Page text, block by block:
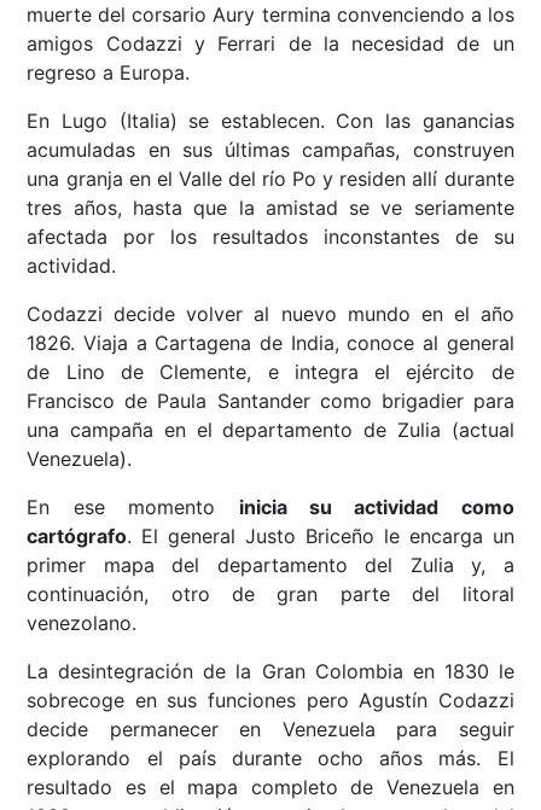
muerte del corsario Aury termina convenciendo a los
amigos Codazzi y Ferrari de la necesidad de un
regreso a Europa.
En Lugo (Italia) se establecen. Con las ganancias
acumuladas en sus últimas campañas, construyen
una granja en el Valle del río Po y residen allí durante
tres años, hasta que la amistad se ve seriamente
afectada por los resultados inconstantes de su
actividad.
Codazzi decide volver al nuevo mundo en el año
1826. Viaja a Cartagena de India, conoce al general
de Lino de Clemente, e integra el ejército de
Francisco de Paula Santander como brigadier para
una campaña en el departamento de Zulia (actual
Venezuela).
En ese momento inicia su actividad como
cartógrafo. El general Justo Briceño le encarga un
primer mapa del departamento del Zulia y, a
continuación, otro de gran parte del litoral
venezolano.
La desintegración de la Gran Colombia en 1830 le
sobrecoge en sus funciones pero Agustín Codazzi
decide permanecer en Venezuela para seguir
explorando el país durante ocho años más. El
resultado es el mapa completo de Venezuela en